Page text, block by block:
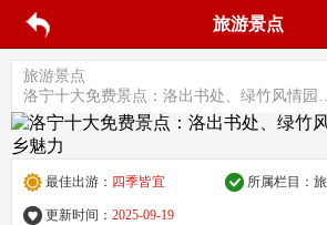
旅游景点
旅游景点
洛宁十大免费景点：洛出书处、绿竹风情
最佳出游： 四季皆宜 所属栏目：
更新时间： 2025-09-19